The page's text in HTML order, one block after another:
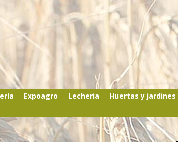
Expoagro Lecheria Huertas y jardines